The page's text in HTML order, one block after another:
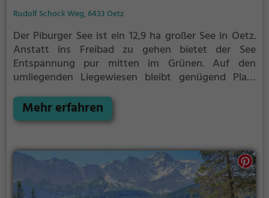
Rudolf Schock Weg, 6433 Oetz
Der Piburger See ist ein 12,9 ha großer See in Oetz.
Anstatt ins Freibad zu gehen bietet der See
Entspannung pur mitten im Grünen. Auf den
umliegenden Liegewiesen bleibt genügend Platz
September ist der Piburger See ein beliebtes
Ausflugsziel. Egal ob für Familien, Freunde oder
Tage.
Mehr erfahren